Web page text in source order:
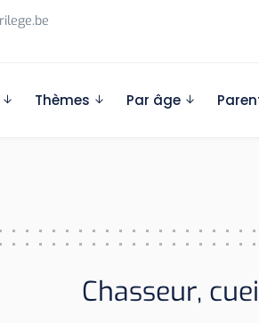
Thèmes Par âge
Chasseur,